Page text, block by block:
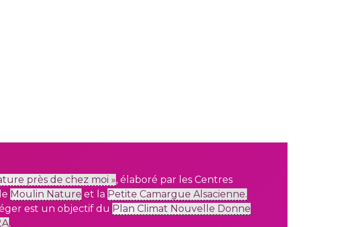
près de chez moi », élaboré par les Centres
Moulin Nature et la Petite Camargue Alsacienne.
est un objectif du Plan Climat Nouvelle Donne
.